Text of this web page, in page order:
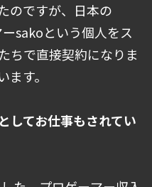
のですが、日本の
sakoという個人をス
ちで直接契約になりま
す。
てお仕事もされてい